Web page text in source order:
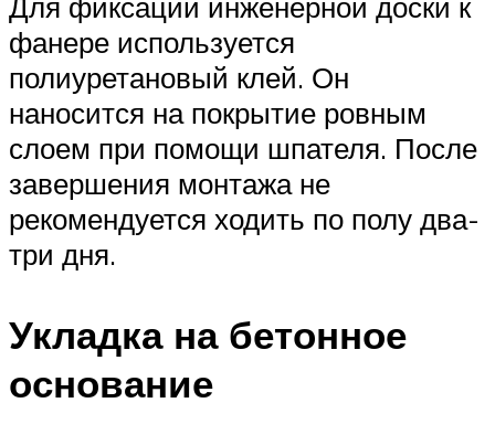
фанере используется
полиуретановый клей. Он
наносится на покрытие ровным
слоем при помощи шпателя. После
завершения монтажа не
рекомендуется ходить по полу два-
три дня.
Укладка на бетонное
основание